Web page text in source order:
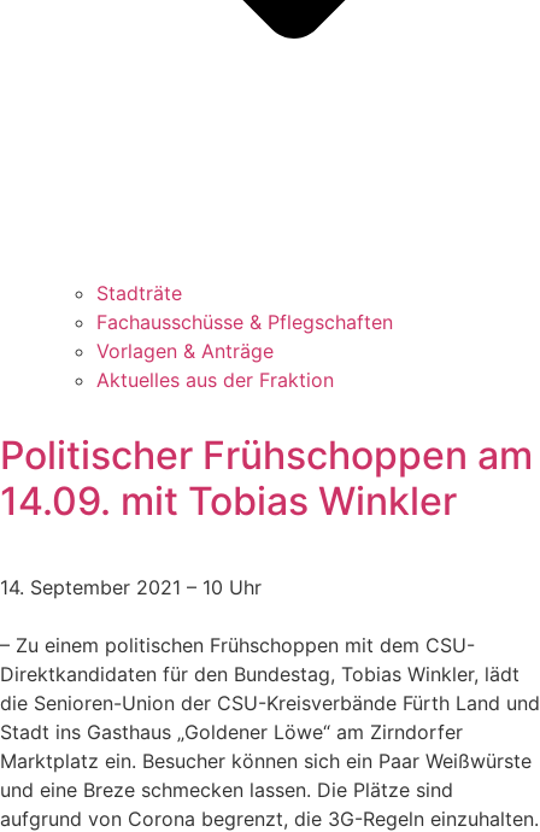
Stadträte
Fachausschüsse & Pflegschaften
Vorlagen & Anträge
Aktuelles aus der Fraktion
Politischer Frühschoppen am
14.09. mit Tobias Winkler
14. September 2021 – 10 Uhr
– Zu einem politischen Frühschoppen mit dem CSU-
Direktkandidaten für den Bundestag, Tobias Winkler, lädt
die Senioren-Union der CSU-Kreisverbände Fürth Land und
Stadt ins Gasthaus „Goldener Löwe“ am Zirndorfer
Marktplatz ein. Besucher können sich ein Paar Weißwürste
und eine Breze schmecken lassen. Die Plätze sind
aufgrund von Corona begrenzt, die 3G-Regeln einzuhalten.